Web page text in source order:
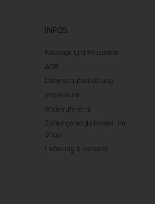
INFOS
Kataloge und Prospekte
AGB
Datenschutzerklärung
Impressum
Widerrufsrecht
Zahlungsmöglichkeiten im
Shop
Lieferung & Versand